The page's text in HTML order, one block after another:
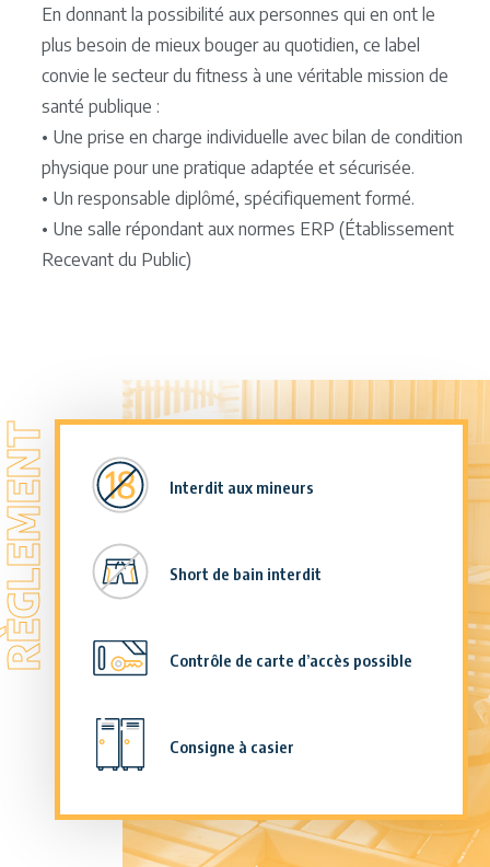
En donnant la possibilité aux personnes qui en ont le
plus besoin de mieux bouger au quotidien, ce label
convie le secteur du fitness à une véritable mission de
santé publique :
• Une prise en charge individuelle avec bilan de condition
physique pour une pratique adaptée et sécurisée.
• Un responsable diplômé, spécifiquement formé.
• Une salle répondant aux normes ERP (Établissement
Recevant du Public)
Interdit aux mineurs
Short de bain interdit
Contrôle de carte d’accès possible
Consigne à casier